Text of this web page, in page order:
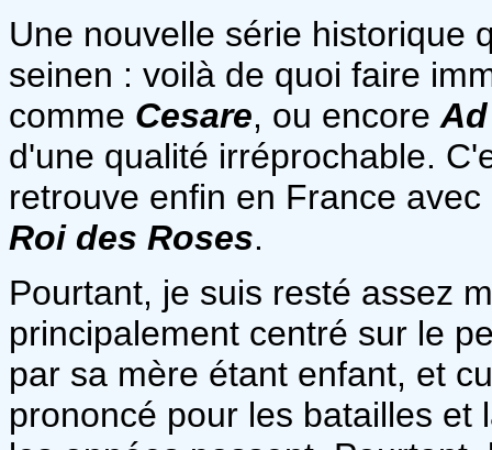
Une nouvelle série historique
seinen : voilà de quoi faire
comme Cesare, ou encore
d'une qualité irréprochable.
retrouve enfin en France
Roi des Roses.
Pourtant, je suis resté assez
principalement centré sur le
par sa mère étant enfant, et
prononcé pour les batailles